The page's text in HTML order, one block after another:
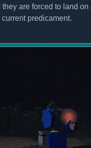
are forced to land
predicament.